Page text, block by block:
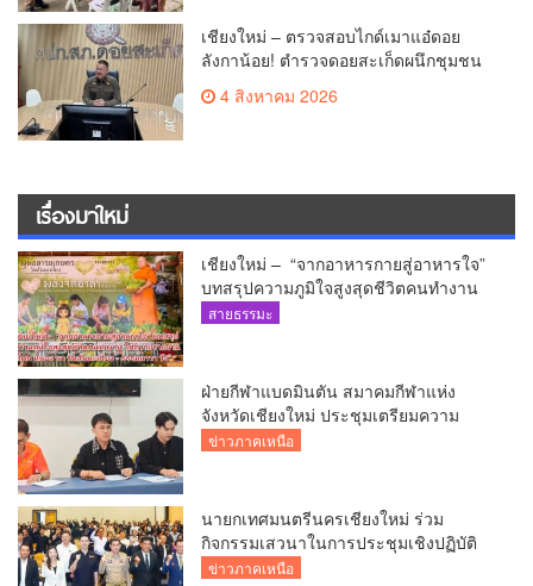
เชียงใหม่ – ตรวจสอบไกด์เมาแอ๋ดอย
ลังกาน้อย! ตำรวจดอยสะเก็ดผนึกชุมชน
สยบดราม่าโซเชียล ส่งตัวบำบัดด่วน
สร้างความมั่นใจให้นักท่องเที่ยว
4 สิงหาคม 2026
เรื่องมาใหม่
เชียงใหม่ – “จากอาหารกายสู่อาหารใจ”
บทสรุปความภูมิใจสูงสุดชีวิตคนทำงาน
ได้ถวายรายงาน “โคก หนอง นา วัดสันมะ
สายธรรมะ
ฝ่ายกีฬาแบดมินตัน สมาคมกีฬาแห่ง
จังหวัดเชียงใหม่ ประชุมเตรียมความ
พร้อมคัดเลือกนักกีฬาเยาวชน ยุวชน และ
ข่าวภาคเหนือ
นายกเทศมนตรีนครเชียงใหม่ ร่วม
กิจกรรมเสวนาในการประชุมเชิงปฏิบัติ
การป้องกันการทุจริตเชิงรุก ขับเคลื่อน
ข่าวภาคเหนือ